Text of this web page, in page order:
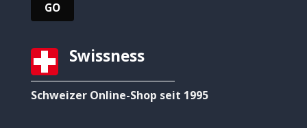
Swissness
Schweizer Online-Shop seit 1995